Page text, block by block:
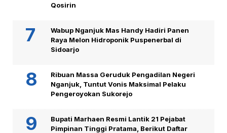
Qosirin
Wabup Nganjuk Mas Handy Hadiri Panen
Raya Melon Hidroponik Puspenerbal di
Sidoarjo
Ribuan Massa Geruduk Pengadilan Negeri
Nganjuk, Tuntut Vonis Maksimal Pelaku
Pengeroyokan Sukorejo
Bupati Marhaen Resmi Lantik 21 Pejabat
Pimpinan Tinggi Pratama, Berikut Daftar